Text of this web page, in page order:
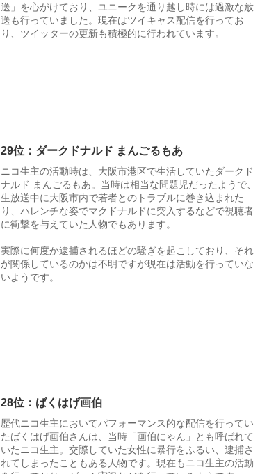
送」を心がけており、ユニークを通り越し時には過激な放
送も行っていました。現在はツイキャス配信を行ってお
り、ツイッターの更新も積極的に行われています。
29位：ダークドナルド まんごるもあ
ニコ生主の活動時は、大阪市港区で生活していたダークド
ナルド まんごるもあ。当時は相当な問題児だったようで、
生放送中に大阪市内で若者とのトラブルに巻き込まれた
り、ハレンチな姿でマクドナルドに突入するなどで視聴者
に衝撃を与えていた人物でもあります。
実際に何度か逮捕されるほどの騒ぎを起こしており、それ
が関係しているのかは不明ですが現在は活動を行っていな
いようです。
28位：ばくはげ画伯
歴代ニコ生主においてパフォーマンス的な配信を行ってい
たばくはげ画伯さんは、当時「画伯にゃん」とも呼ばれて
いたニコ生主。交際していた女性に暴行をふるい、逮捕さ
れてしまったこともある人物です。現在もニコ生主の活動